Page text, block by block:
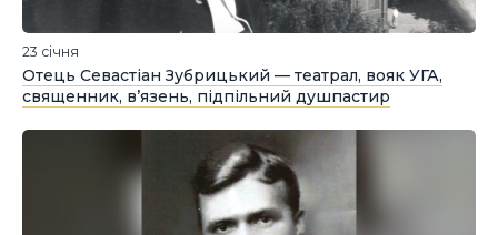
23 січня
Отець Севастіан Зубрицький — театрал, вояк УГА,
священник, в’язень, підпільний душпастир